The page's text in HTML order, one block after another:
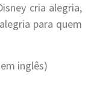
cria alegria,
para quem
inglês)